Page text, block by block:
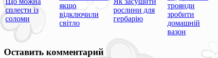
сплести із
соломи
якщо
відключили
світло
рослини для
гербарію
троянди
зробити
домашній
вазон
Оставить комментарий